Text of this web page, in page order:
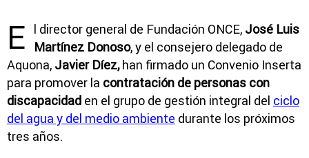
E l director general de Fundación ONCE, José Luis
Martínez Donoso, y el consejero delegado de
Aquona, Javier Díez,han firmado un Convenio Inserta
para promover la contratación de personas con
discapacidad en el grupo de gestión integral del ciclo
del agua y del medio ambiente durante los próximos
tres años.